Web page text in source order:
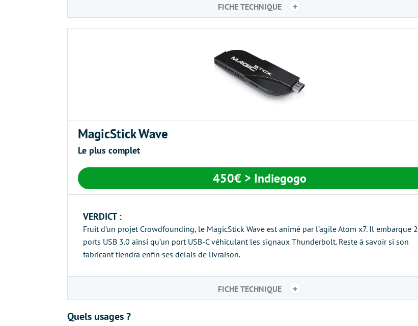
FICHE TECHNIQUE +
MagicStick Wave
Le plus complet
450€ > Indiegogo
VERDICT :
Fruit d’un projet Crowdfounding, le MagicStick Wave est animé par l’agile Atom x7. Il embarque 2
ports USB 3.0 ainsi qu’un port USB-C véhiculant les signaux Thunderbolt. Reste à savoir si son
fabricant tiendra enfin ses délais de livraison.
FICHE TECHNIQUE +
Quels usages ?